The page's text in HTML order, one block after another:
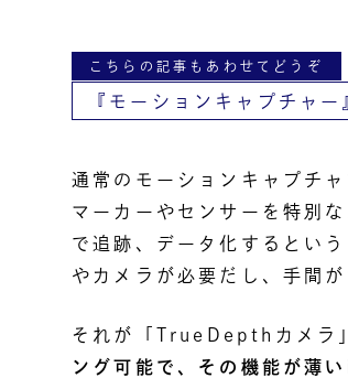
こちらの記事もあわせてどうぞ
『モーションキャプチャ
通常のモーションキャプチ
マーカーやセンサーを特別
で追跡、データ化するとい
やカメラが必要だし、手間が
それが「TrueDepthカメラ
ング可能で、その機能が薄